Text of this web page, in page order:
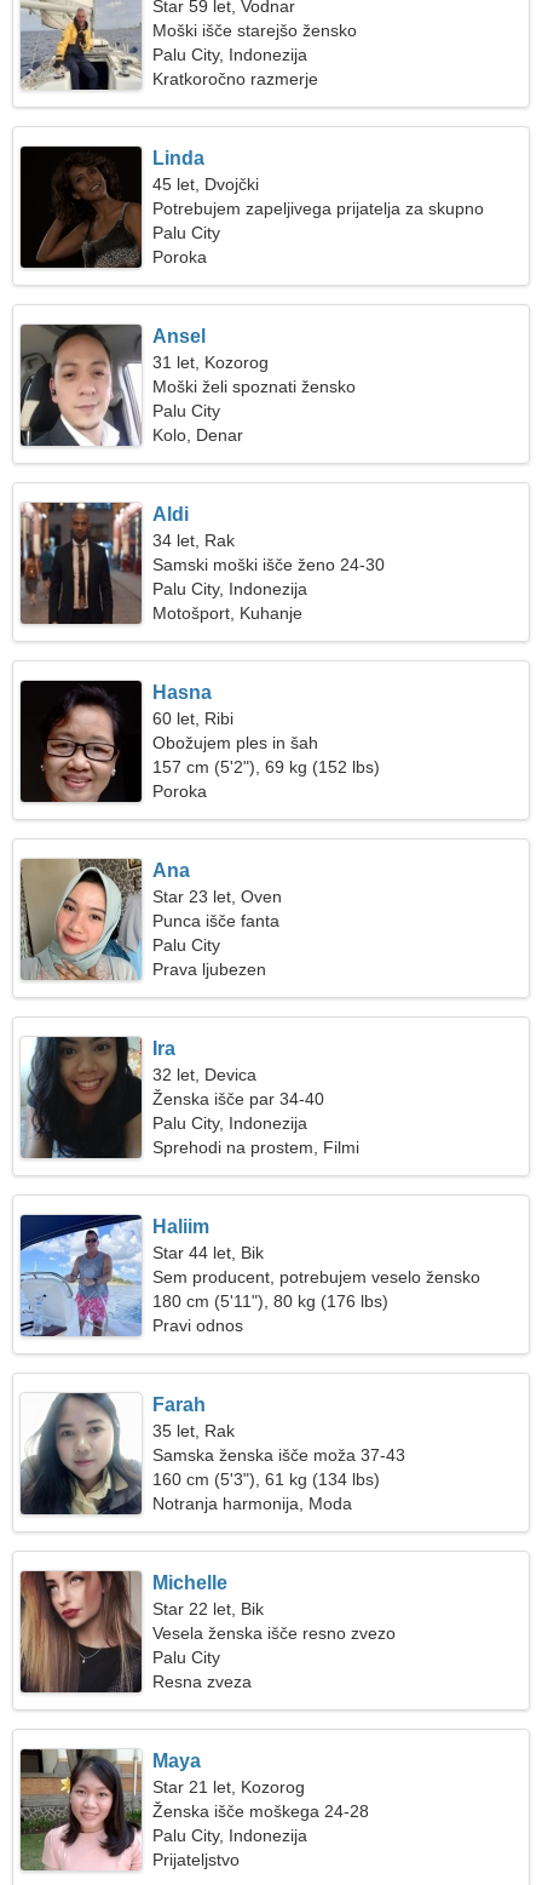
Star 59 let, Vodnar
Moški išče starejšo žensko
Palu City, Indonezija
Kratkoročno razmerje
Linda
45 let, Dvojčki
Potrebujem zapeljivega prijatelja za skupno
potovanje
Palu City
Poroka
Ansel
31 let, Kozorog
Moški želi spoznati žensko
Palu City
Kolo, Denar
Aldi
34 let, Rak
Samski moški išče ženo 24-30
Palu City, Indonezija
Motošport, Kuhanje
Hasna
60 let, Ribi
Obožujem ples in šah
157 cm (5'2"), 69 kg (152 lbs)
Poroka
Ana
Star 23 let, Oven
Punca išče fanta
Palu City
Prava ljubezen
Ira
32 let, Devica
Ženska išče par 34-40
Palu City, Indonezija
Sprehodi na prostem, Filmi
Haliim
Star 44 let, Bik
Sem producent, potrebujem veselo žensko
180 cm (5'11"), 80 kg (176 lbs)
Pravi odnos
Farah
35 let, Rak
Samska ženska išče moža 37-43
160 cm (5'3"), 61 kg (134 lbs)
Notranja harmonija, Moda
Michelle
Star 22 let, Bik
Vesela ženska išče resno zvezo
Palu City
Resna zveza
Maya
Star 21 let, Kozorog
Ženska išče moškega 24-28
Palu City, Indonezija
Prijateljstvo